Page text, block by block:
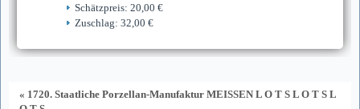
Schätzpreis: 20,00 €
Zuschlag: 32,00 €
« 1720. Staatliche Porzellan-Manufaktur MEISSEN L O T S L O T S L